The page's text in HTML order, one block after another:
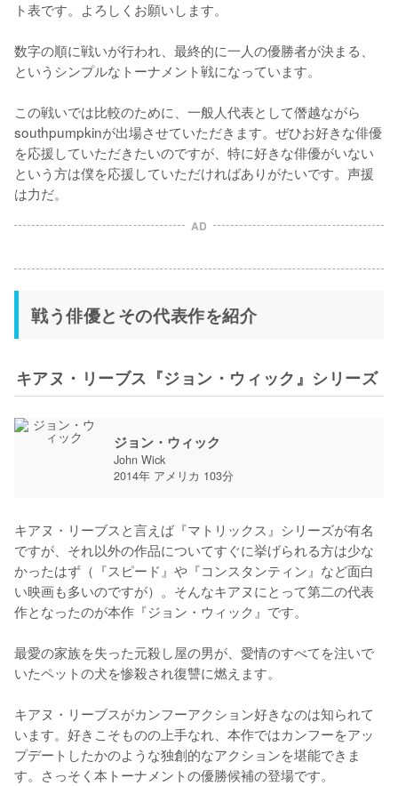
ト表です。よろしくお願いします。
数字の順に戦いが行われ、最終的に一人の優勝者が決まる、
というシンプルなトーナメント戦になっています。
この戦いでは比較のために、一般人代表として僭越ながら
southpumpkinが出場させていただきます。ぜひお好きな俳優
を応援していただきたいのですが、特に好きな俳優がいない
という方は僕を応援していただければありがたいです。声援
AD
戦う俳優とその代表作を紹介
キアヌ・リーブス『ジョン・ウィック』シリーズ
ジョン・ウィック
John Wick
2014年 アメリカ 103分
キアヌ・リーブスと言えば『マトリックス』シリーズが有名
ですが、それ以外の作品についてすぐに挙げられる方は少な
かったはず（『スピード』や『コンスタンティン』など面白
い映画も多いのですが）。そんなキアヌにとって第二の代表
作となったのが本作『ジョン・ウィック』です。
最愛の家族を失った元殺し屋の男が、愛情のすべてを注いで
いたペットの犬を惨殺され復讐に燃えます。
キアヌ・リーブスがカンフーアクション好きなのは知られて
います。好きこそものの上手なれ、本作ではカンフーをアッ
プデートしたかのような独創的なアクションを堪能できま
す。さっそく本トーナメントの優勝候補の登場です。